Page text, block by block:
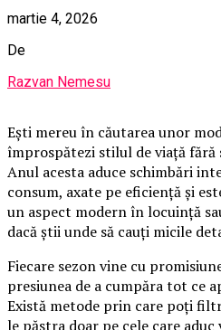
martie 4, 2026
De
Razvan Nemesu
Ești mereu în căutarea unor
împrospătezi stilul de viață fără
Anul acesta aduce schimbări
consum, axate pe eficiență și
un aspect modern în locuință
dacă știi unde să cauți micile
Fiecare sezon vine cu
presiunea de a cumpăra tot ce
Există metode prin care poți
le păstra doar pe cele care